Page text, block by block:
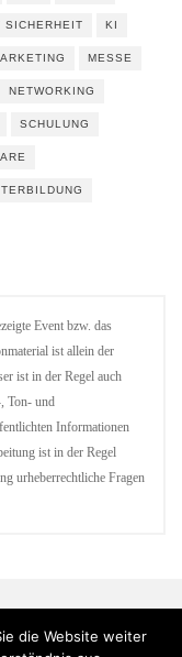
SICHERHEIT KI
MESSE
NETWORKING
SCHULUNG
Event bzw. das
ist allein der
ist in der Regel auch
Ton- und
Informationen
ist in der Regel
urheberrechtliche Fragen
die Website weiter